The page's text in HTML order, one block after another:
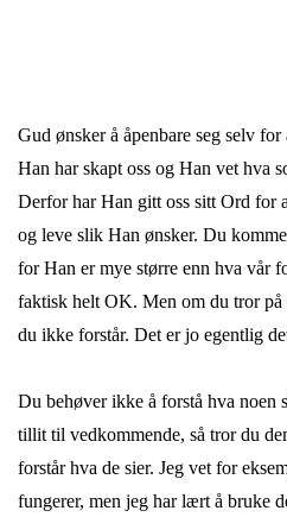
Gud ønsker å åpenbare seg selv
Han har skapt oss og Han vet hva
Derfor har Han gitt oss sitt Ord for
og leve slik Han ønsker. Du
for Han er mye større enn hva vår
faktisk helt OK. Men om du tror
du ikke forstår. Det er jo egentlig
Du behøver ikke å forstå hva noen
tillit til vedkommende, så tror du
forstår hva de sier. Jeg vet for
fungerer, men jeg har lært å bruke